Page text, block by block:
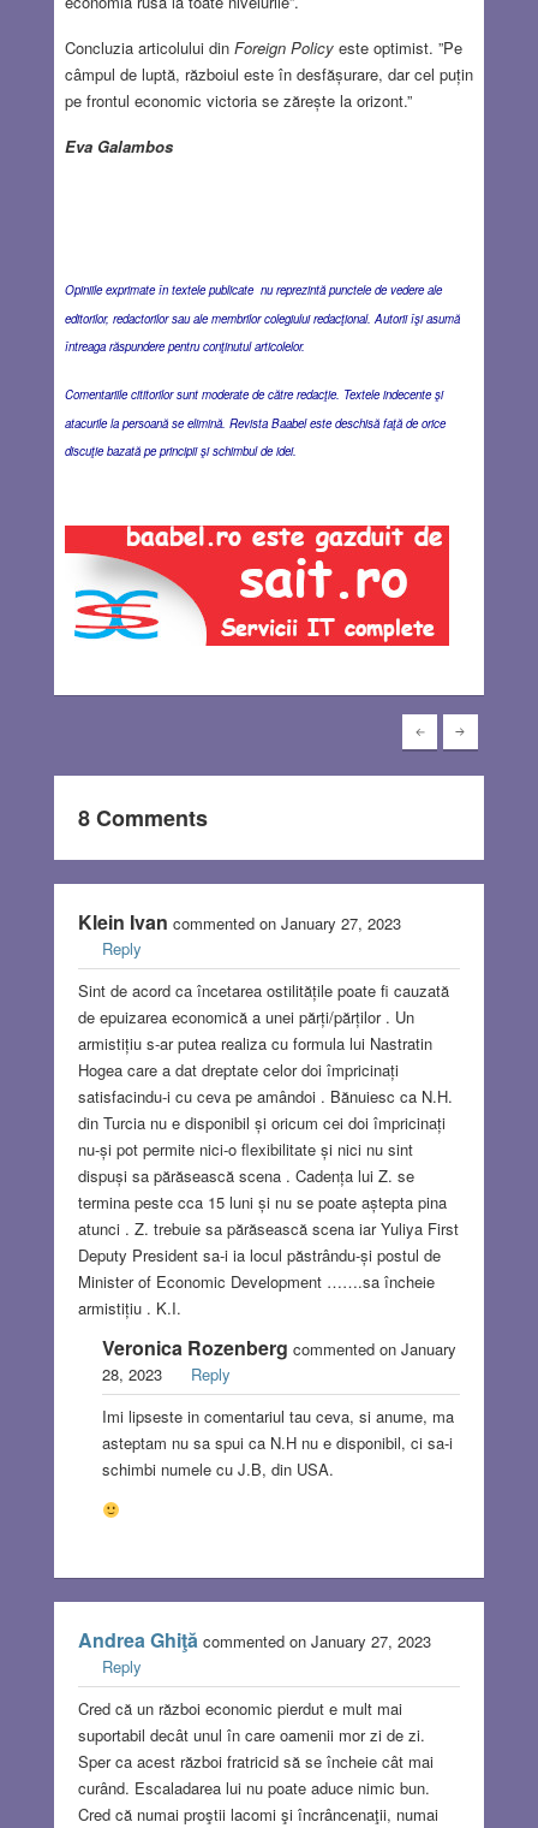
Concluzia articolului din Foreign Policyeste optimist. ”Pe
câmpul de luptă, războiul este în desfășurare, dar cel puțin
pe frontul economic victoria se zărește la orizont.”
Eva Galambos
Opiniile exprimate în textele publicate nu reprezintă punctele de vedere ale
editorilor, redactorilor sau ale membrilor colegiului redacţional. Autorii îşi asumă
întreaga răspundere pentru conţinutul articolelor.
Comentariile cititorilor sunt moderate de către redacţie. Textele indecente şi
atacurile la persoană se elimină. Revista Baabel este deschisă faţă de orice
discuţie bazată pe principii şi schimbul de idei.
8 Comments
Klein Ivan commented on January 27, 2023
Reply
Sint de acord ca încetarea ostilitățile poate fi cauzată
de epuizarea economică a unei părți/părților . Un
armistițiu s-ar putea realiza cu formula lui Nastratin
Hogea care a dat dreptate celor doi împricinați
satisfacindu-i cu ceva pe amândoi . Bănuiesc ca N.H.
din Turcia nu e disponibil și oricum cei doi împricinați
nu-și pot permite nici-o flexibilitate și nici nu sint
dispuși sa părăsească scena . Cadența lui Z. se
termina peste cca 15 luni și nu se poate aștepta pina
atunci . Z. trebuie sa părăsească scena iar Yuliya First
Deputy President sa-i ia locul păstrându-și postul de
Minister of Economic Development …….sa încheie
armistițiu . K.I.
Veronica Rozenberg commented on January
28, 2023
Reply
Imi lipseste in comentariul tau ceva, si anume, ma
asteptam nu sa spui ca N.H nu e disponibil, ci sa-i
schimbi numele cu J.B, din USA.
Andrea Ghiţăcommented on January 27, 2023
Reply
Cred că un război economic pierdut e mult mai
suportabil decât unul în care oamenii mor zi de zi.
Sper ca acest război fratricid să se încheie cât mai
curând. Escaladarea lui nu poate aduce nimic bun.
Cred că numai proştii lacomi şi încrâncenaţii, numai